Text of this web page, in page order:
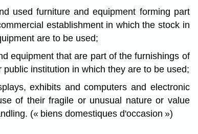
used furniture and equipment forming part
establishment in which the stock in
are to be used;
equipment that are part of the furnishings of
public institution in which they are to be used;
exhibits and computers and electronic
of their fragile or unusual nature or value
(« biens domestiques d'occasion »)